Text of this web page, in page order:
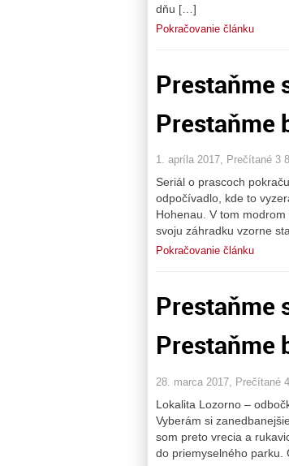
dňu […]
Pokračovanie článku
Prestaňme
Prestaňme
1. apríla 2017, Prečítané 3
Seriál o prascoch
odpočívadlo, kde to
Hohenau. V tom
svoju záhradku vzorne
Pokračovanie článku
Prestaňme
Prestaňme
28. marca 2017, Prečítané
Lokalita Lozorno –
Vyberám si
som preto vrecia a
do priemyselného parku.